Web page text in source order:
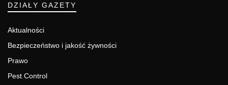
DZIAŁY GAZETY
Aktualności
Bezpieczeństwo i jakość żywności
Prawo
Pest Control